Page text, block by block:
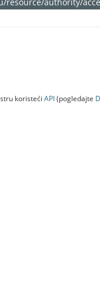
koristeći API(pogledajte